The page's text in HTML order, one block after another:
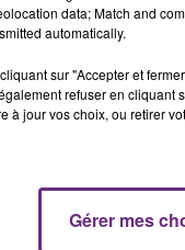
data; Match and
automatically.
sur "Accepter et
refuser en
à jour vos choix, ou retirer
Gérer mes